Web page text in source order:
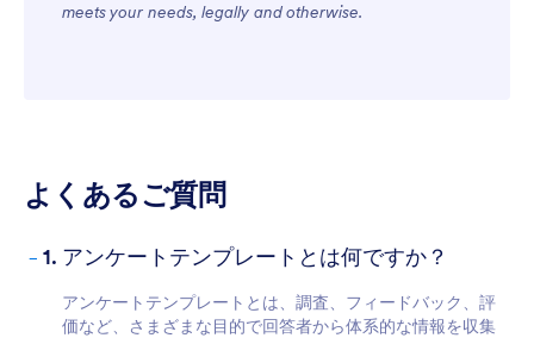
meets your needs, legally and otherwise.
よくあるご質問
- 1. アンケートテンプレートとは何ですか？
アンケートテンプレートとは、調査、フィードバック、評
価など、さまざまな目的で回答者から体系的な情報を収集